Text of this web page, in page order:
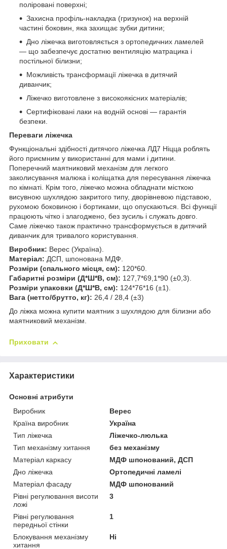
поліровані поверхні;
Захисна профіль-накладка (гризунок) на верхній
частині боковин, яка захищає зубки дитини;
Дно ліжечка виготовляється з ортопедичних ламелей
― що забезпечує достатню вентиляцію матрацика і
постільної білизни;
Можливість трансформації ліжечка в дитячий
диванчик;
Ліжечко виготовлене з високоякісних матеріалів;
Сертифіковані лаки на водній основі ― гарантія
безпеки.
Переваги ліжечка
Функціональні здібності дитячого ліжечка ЛД7 Ніцца роблять
його приємним у використанні для мами і дитини.
Поперечний маятниковий механізм для легкого
заколисування малюка і коліщатка для пересування ліжечка
по кімнаті. Крім того, ліжечко можна обладнати місткою
висувною шухлядою закритого типу, дворівневою підставою,
рухомою боковиною і бортиками, що опускаються. Всі функції
працюють чітко і злагоджено, без зусиль і служать довго.
Саме ліжечко також практично трансформується в дитячий
диванчик для тривалого користування.
Виробник: Верес (Україна).
Матеріал: ДСП, шпонована МДФ.
Розміри (спального місця, см): 120*60.
Габаритні розміри (Д*Ш*В, см): 127,7*69,1*90 (±0,3).
Розміри упаковки (Д*Ш*В, см): 124*76*16 (±1).
Вага (нетто/брутто, кг): 26,4 / 28,4 (±3)
До ліжка можна купити маятник з шухлядою для білизни або
маятниковий механізм.
Приховати
Характеристики
Основні атрибути
Виробник
Верес
Країна виробник
Україна
Тип ліжечка
Ліжечко-люлька
Тип механізму хитання
без механізму
Матеріал каркасу
МДФ шпонований, ДСП
Дно ліжечка
Ортопедичні ламелі
Матеріал фасаду
МДФ шпонований
Рівні регулювання висоти
ложі
3
Рівні регулювання
передньої стінки
1
Блокування механізму
хитання
Ні